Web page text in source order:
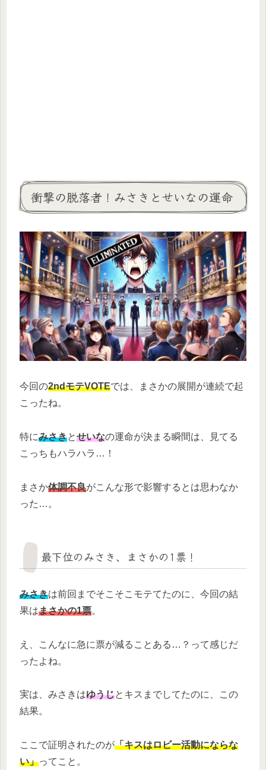
衝撃の脱落者！みさきとせいなの運命
今回の2ndモテVOTEでは、まさかの展開が連続で起
こったね。
特にみさきとせいなの運命が決まる瞬間は、見てる
こっちもハラハラ…！
まさか体調不良がこんな形で影響するとは思わなか
った…。
最下位のみさき、まさかの1票！
みさきは前回までそこそこモテてたのに、今回の結
果はまさかの1票。
え、こんなに急に票が減ることある…？って感じだ
ったよね。
実は、みさきはゆうじとキスまでしてたのに、この
結果。
ここで証明されたのが「キスはロビー活動にならな
い」ってこと。